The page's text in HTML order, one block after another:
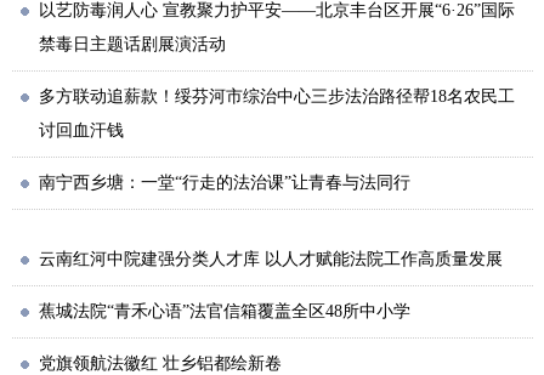
以艺防毒润人心 宣教聚力护平安——北京丰台区开展“6·26”国际
禁毒日主题话剧展演活动
多方联动追薪款！绥芬河市综治中心三步法治路径帮18名农民工
讨回血汗钱
南宁西乡塘：一堂“行走的法治课”让青春与法同行
云南红河中院建强分类人才库 以人才赋能法院工作高质量发展
蕉城法院“青禾心语”法官信箱覆盖全区48所中小学
党旗领航法徽红 壮乡铝都绘新卷